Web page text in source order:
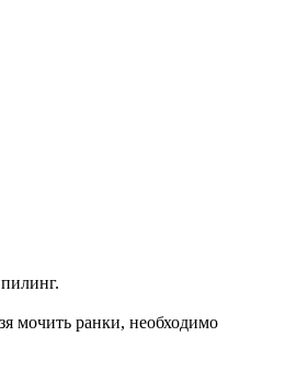
мочить ранки, необходимо